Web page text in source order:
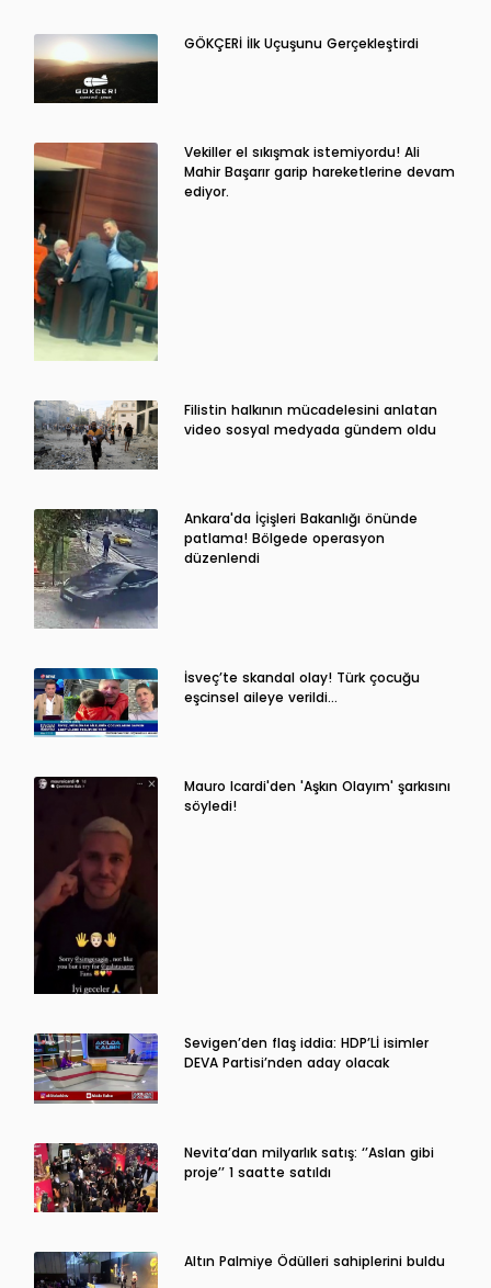
GÖKÇERİ İlk Uçuşunu Gerçekleştirdi
Vekiller el sıkışmak istemiyordu! Ali
Mahir Başarır garip hareketlerine devam
ediyor.
Filistin halkının mücadelesini anlatan
video sosyal medyada gündem oldu
Ankara'da İçişleri Bakanlığı önünde
patlama! Bölgede operasyon
düzenlendi
İsveç’te skandal olay! Türk çocuğu
eşcinsel aileye verildi…
Mauro Icardi'den 'Aşkın Olayım' şarkısını
söyledi!
Sevigen’den flaş iddia: HDP’Lİ isimler
DEVA Partisi’nden aday olacak
Nevita’dan milyarlık satış: ‘’Aslan gibi
proje’’ 1 saatte satıldı
Altın Palmiye Ödülleri sahiplerini buldu